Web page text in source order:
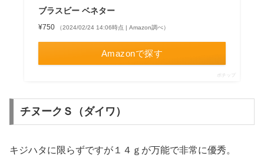
ブラスビー ベネター
¥750 （2024/02/24 14:06時点 | Amazon調べ）
Amazonで探す
ポチップ
チヌークＳ（ダイワ）
キジハタに限らずですが１４ｇが万能で非常に優秀。